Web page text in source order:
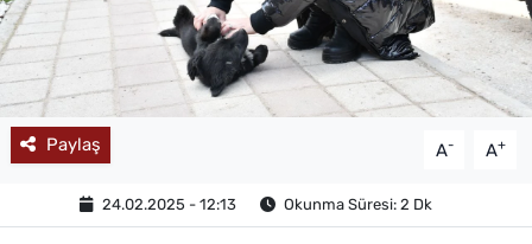
Paylaş A- A+
24.02.2025 - 12:13 Okunma Süresi: 2 Dk